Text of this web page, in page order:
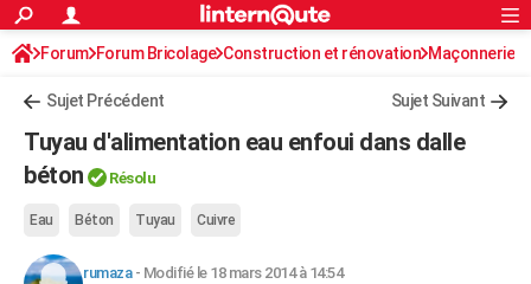
ACTUALITÉS
Politique
Société
Faits Divers
Education
Monde
Villes
+
Programme TV
TNTStreaming
Cinéma
Sorties cinéma
Musique
+FINANCE
Retraite
Impôts
Epargne
Immobilier
Risques naturels par ville
Banque
Assurance
Crédit
AUTO
Essais
Réserver un essai
Citadines
Berlines
SUV
Forum auto
HIGH-TECH
Rechercher
S'inscrire
Connexion
Forum Forum Bricolage Construction et rénovation Maçonnerie
Sujet Précédent Sujet Suivant
Tuyau d'alimentation eau enfoui dans dalle
béton
Résolu
Eau Béton Tuyau Cuivre
rumaza- Modifié le 18 mars 2014 à 14:54